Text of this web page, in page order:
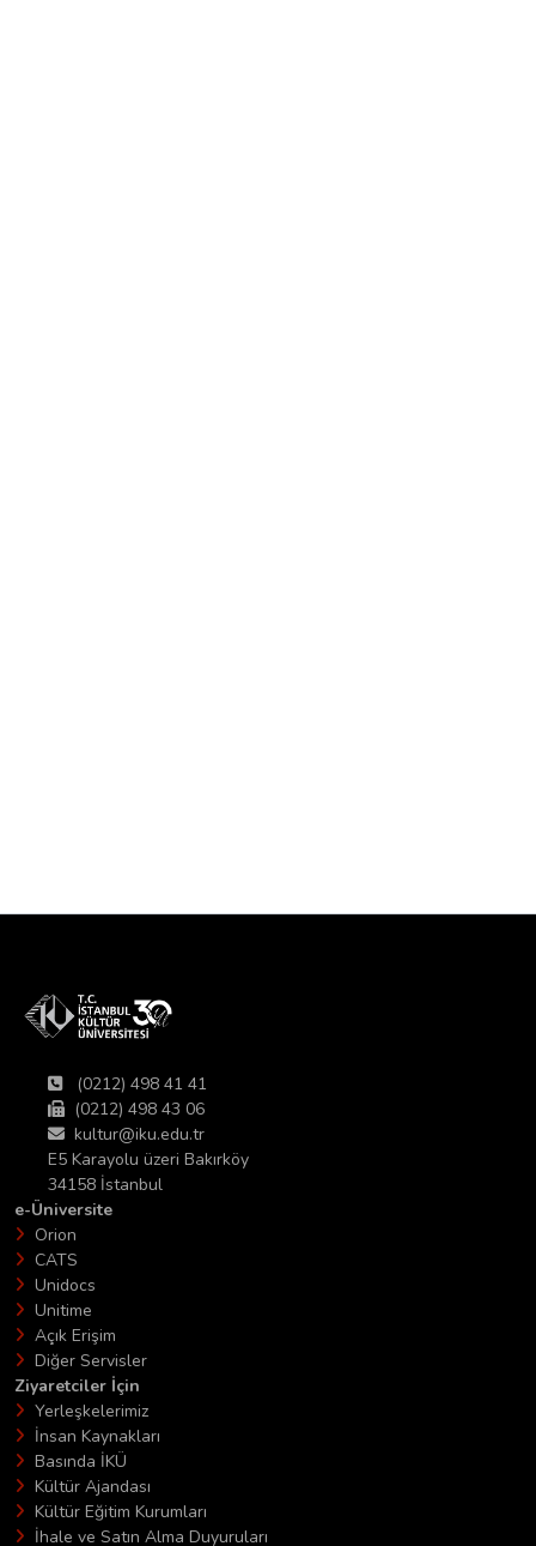
(0212) 498 41 41
(0212) 498 43 06
kultur@iku.edu.tr
E5 Karayolu üzeri Bakırköy
34158 İstanbul
e-Üniversite
Orion
CATS
Unidocs
Unitime
Açık Erişim
Diğer Servisler
Ziyaretciler İçin
Yerleşkelerimiz
İnsan Kaynakları
Basında İKÜ
Kültür Ajandası
Kültür Eğitim Kurumları
İhale ve Satın Alma Duyuruları